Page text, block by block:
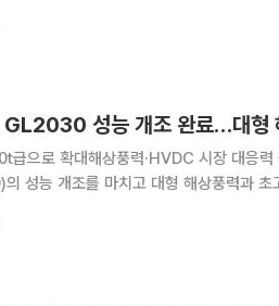
급 해상풍력터빈은 내년 1월 인증 확보를
GL2030 성능 개조 완료…대형
대해상풍력·HVDC 시장 대응력 높인다 LS마린솔루션
성능 개조를 마치고 대형 해상풍력과
선제적으로 대응한다는 전략이다. 정부의